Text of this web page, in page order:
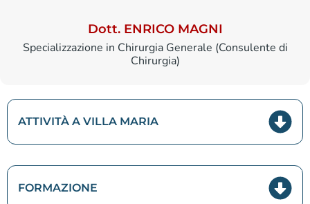
Dott. ENRICO MAGNI
Specializzazione in Chirurgia Generale (Consulente di
Chirurgia)
ATTIVITÀ A VILLA MARIA
FORMAZIONE